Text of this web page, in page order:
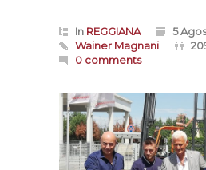
In REGGIANA
5
Wainer Magnani
0 comments